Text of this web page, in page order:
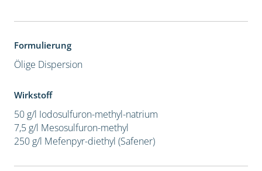
Formulierung
Ölige Dispersion
Wirkstoff
50 g/l Iodosulfuron-methyl-natrium
7,5 g/l Mesosulfuron-methyl
250 g/l Mefenpyr-diethyl (Safener)